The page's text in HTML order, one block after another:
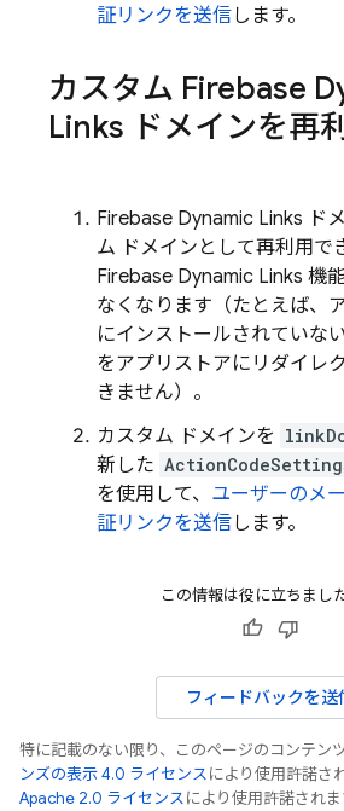
証リンクを送信します。
カスタム Firebase
Links ドメインを再
Firebase Dynamic Links ド
ム ドメインとして再利用で
Firebase Dynamic Links 機
なくなります（たとえば、
にインストールされていな
をアプリストアにリダイレ
きません）。
カスタム ドメインを
新した
を使用して、 ユーザーのメ
証リンクを送信します。
この情報は役に立ちまし
フィードバックを送
特に記載のない限り、このページのコンテン
ンズの表示 4.0 ライセンスにより使用許諾さ
Apache 2.0 ライセンスにより使用許諾されま